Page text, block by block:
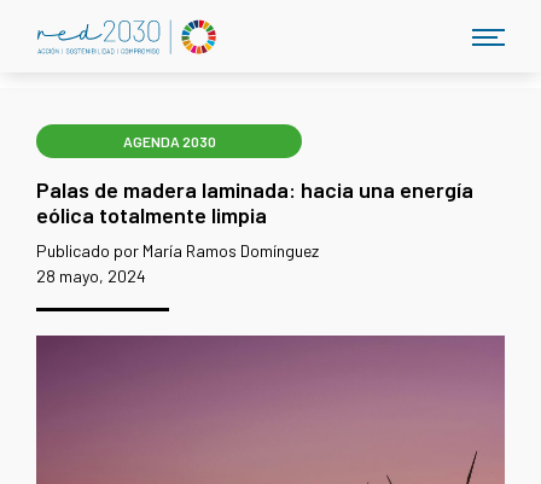
AGENDA 2030
Palas de madera laminada: hacia una energía
eólica totalmente limpia
Publicado por María Ramos Domínguez
28 mayo, 2024